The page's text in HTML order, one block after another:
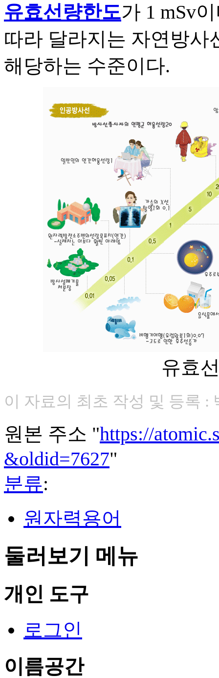
유효선량한도가 1 mSv
따라 달라지는 자연방
해당하는 수준이다.
유효
이 자료의 최초 작성 및 등록 :
원본 주소 "https://
&oldid=7627"
분류:
원자력용어
둘러보기 메뉴
개인 도구
로그인
이름공간